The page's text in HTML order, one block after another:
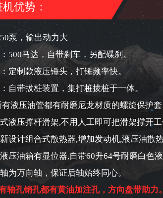
优势：
泵，输出动力大
500马达，自带刹车，另配碟刹。
定制款液压锤头，打锤频率快。
自带拔桩装置，集打桩拔桩于一体。
液压油管都有耐磨尼龙材质的螺旋保护套
液压撑杆滑架,不用人工即可把滑架撑开工
设计组合式散热器,增加发动机,液压油散热
压油箱有显位器,自带60升64号耐磨白色液
为万向轴，保证后轴始终同心。
轴孔销孔都有黄油加注孔，方向盘带助力。